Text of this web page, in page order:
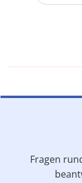
Fragen